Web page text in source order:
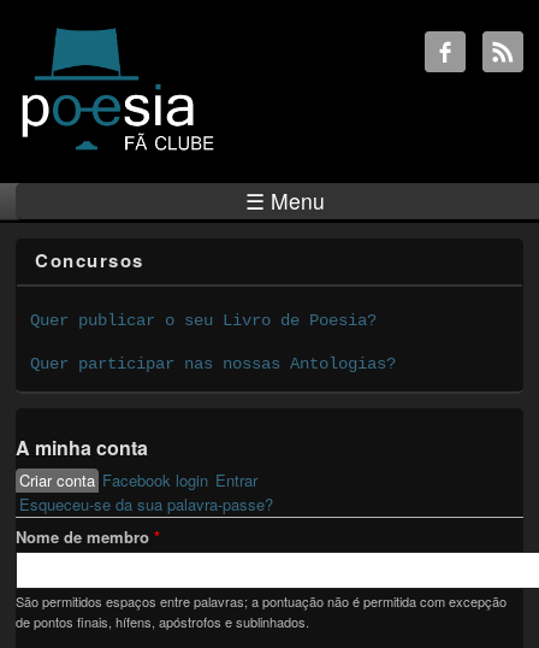
☰ Menu
Concursos
Quer publicar o seu Livro de Poesia?
Quer participar nas nossas Antologias?
A minha conta
Primary tabs
Criar conta (active tab)
Facebook login Entrar
Esqueceu-se da sua palavra-passe?
Nome de membro*
São permitidos espaços entre palavras; a pontuação não é permitida com excepção
de pontos finais, hífens, apóstrofos e sublinhados.